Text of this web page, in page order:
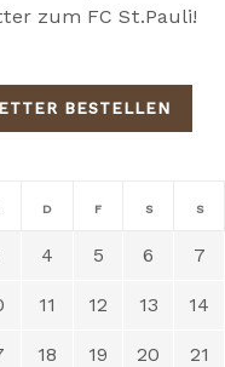
zum FC St.Pauli!
BESTELLEN
D F S S
4 5 6 7
11 12 13 14
18 19 20 21